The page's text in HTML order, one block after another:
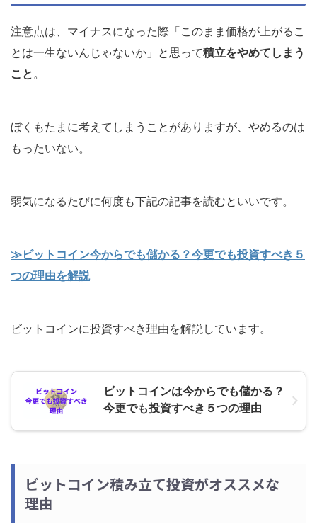
注意点は、マイナスになった際「このまま価格が上がるこ
とは一生ないんじゃないか」と思って積立をやめてしまう
こと 。
ぼくもたまに考えてしまうことがありますが、やめるのは
もったいない。
弱気になるたびに何度も下記の記事を読むといいです。
≫ビットコイン今からでも儲かる？今更でも投資すべき５
つの理由を解説
ビットコインに投資すべき理由を解説しています。
ビットコインは今からでも儲かる？
今更でも投資すべき５つの理由
ビットコイン積み立て投資がオススメな
理由